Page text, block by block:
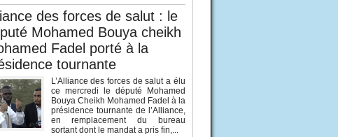
des forces de salut : le
Mohamed Bouya cheikh
Fadel porté à la
tournante
L’Alliance des forces de salut a élu
ce mercredi le député Mohamed
Bouya Cheikh Mohamed Fadel à la
présidence tournante de l’Alliance,
en remplacement du bureau
sortant dont le mandat a pris fin,...